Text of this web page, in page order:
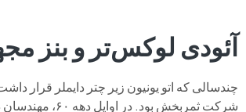
آئودی لوکس‌تر و بنز
چندسالی که اتو یونیون زیر چتر دایملر قرار
شرکت ثمربخش بود. در اوایل